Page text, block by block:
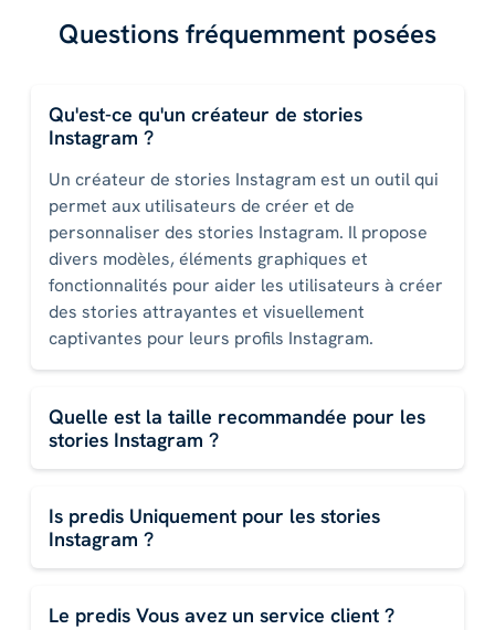
Questions fréquemment posées
Qu'est-ce qu'un créateur de stories
Instagram ?
Un créateur de stories Instagram est un outil qui
permet aux utilisateurs de créer et de
personnaliser des stories Instagram. Il propose
divers modèles, éléments graphiques et
fonctionnalités pour aider les utilisateurs à créer
des stories attrayantes et visuellement
captivantes pour leurs profils Instagram.
Quelle est la taille recommandée pour les
stories Instagram ?
Is predis Uniquement pour les stories
Instagram ?
Le predis Vous avez un service client ?